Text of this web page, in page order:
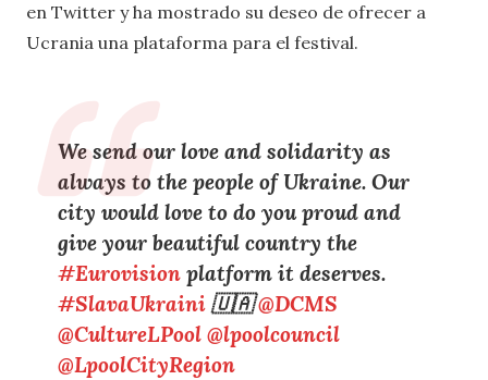
en Twitter y ha mostrado su deseo de ofrecer a
Ucrania una plataforma para el festival.
We send our love and solidarity as
always to the people of Ukraine. Our
city would love to do you proud and
give your beautiful country the
#Eurovisionplatform it deserves.
#SlavaUkraini🇺🇦@DCMS
@CultureLPool @lpoolcouncil
@LpoolCityRegion